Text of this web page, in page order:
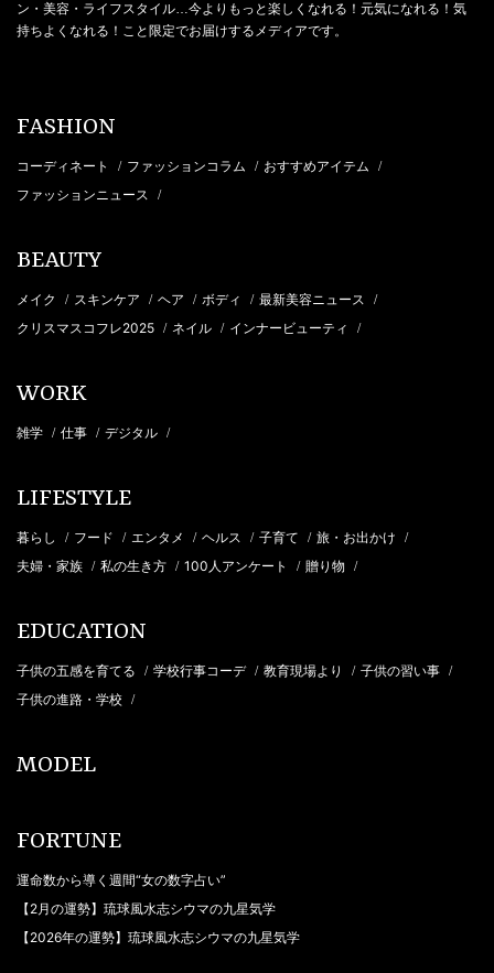
ン・美容・ライフスタイル…今よりもっと楽しくなれる！元気になれる！気
持ちよくなれる！こと限定でお届けするメディアです。
FASHION
コーディネート / ファッションコラム / おすすめアイテム /
ファッションニュース /
BEAUTY
メイク / スキンケア / ヘア / ボディ / 最新美容ニュース /
クリスマスコフレ2025 / ネイル / インナービューティ /
WORK
雑学 / 仕事 / デジタル /
LIFESTYLE
暮らし / フード / エンタメ / ヘルス / 子育て / 旅・お出かけ /
夫婦・家族 / 私の生き方 / 100人アンケート / 贈り物 /
EDUCATION
子供の五感を育てる / 学校行事コーデ / 教育現場より / 子供の習い事 /
子供の進路・学校 /
MODEL
FORTUNE
運命数から導く週間“女の数字占い”
【2月の運勢】琉球風水志シウマの九星気学
【2026年の運勢】琉球風水志シウマの九星気学